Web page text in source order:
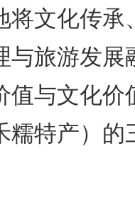
文化传承
与旅游发展
值与文化价
糯特产）的